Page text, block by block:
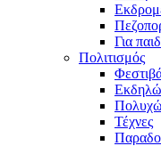
Για
Πολιτισμός
Τέχνες